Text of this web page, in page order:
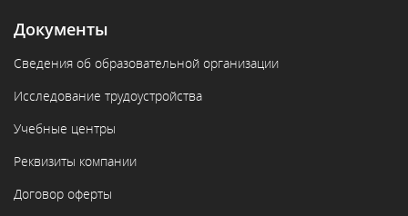
Документы
Сведения об образовательной организации
Исследование трудоустройства
Учебные центры
Реквизиты компании
Договор оферты